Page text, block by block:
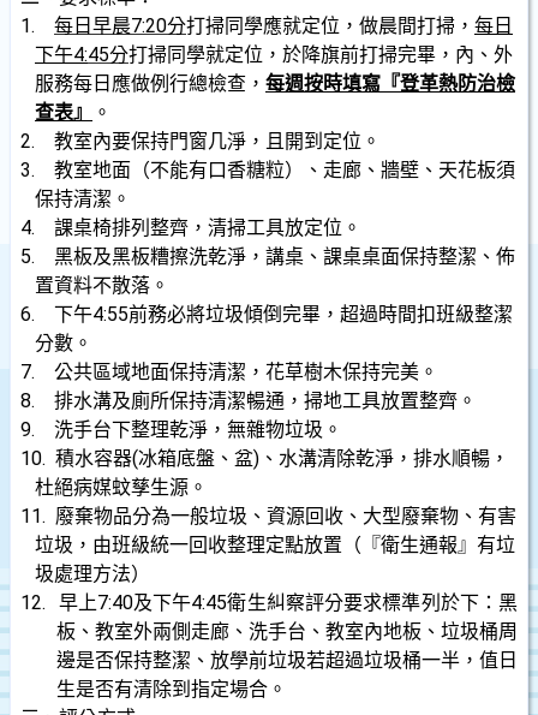
1.
每日早晨7:20分打掃同學應就定位，做晨間打掃， 每日
下午4:45分打掃同學就定位，於降旗前打掃完畢，內、外
服務每日應做例行總檢查， 每週按時填寫『登革熱防治檢
查表』
。
2.
教室內要保持門窗几淨，且開到定位。
3.
教室地面（不能有口香糖粒）、走廊、牆壁、天花板須
保持清潔。
4.
課桌椅排列整齊，清掃工具放定位。
5.
黑板及黑板糟擦洗乾淨，講桌、課桌桌面保持整潔、佈
置資料不散落。
6.
下午4:55前務必將垃圾傾倒完畢，超過時間扣班級整潔
分數。
7.
公共區域地面保持清潔，花草樹木保持完美。
8.
排水溝及廁所保持清潔暢通，掃地工具放置整齊。
9.
洗手台下整理乾淨，無雜物垃圾。
10. 積水容器(冰箱底盤、盆)、水溝清除乾淨，排水順暢，
杜絕病媒蚊孳生源。
11. 廢棄物品分為一般垃圾、資源回收、大型廢棄物、有害
垃圾，由班級統一回收整理定點放置（『衛生通報』有垃
圾處理方法）
12.
早上7:40及下午4:45衛生糾察評分要求標準列於下：黑
板、教室外兩側走廊、洗手台、教室內地板、垃圾桶周
邊是否保持整潔、放學前垃圾若超過垃圾桶一半，值日
生是否有清除到指定場合。